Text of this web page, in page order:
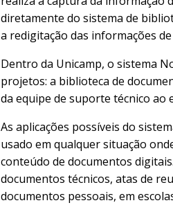
diretamente do sistema de
a redigitação das informações
Dentro da Unicamp, o sistema
projetos: a biblioteca de
da equipe de suporte técnico ao
As aplicações possíveis do
usado em qualquer situação
conteúdo de documentos
documentos técnicos, atas de
documentos pessoais, em